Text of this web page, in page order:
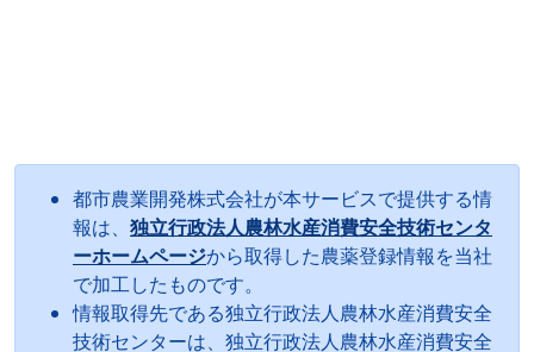
都市農業開発株式会社が本サービスで提供する情
報は、 独立行政法人農林水産消費安全技術センタ
ーホームページから取得した農薬登録情報を当社
で加工したものです。
情報取得先である独立行政法人農林水産消費安全
技術センターは、独立行政法人農林水産消費安全